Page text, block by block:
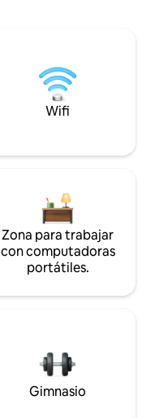
Wifi
Zona para trabajar
con computadoras
portátiles.
Gimnasio